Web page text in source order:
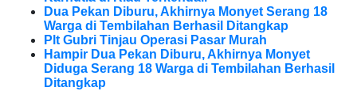
Dua Pekan Diburu, Akhirnya Monyet Serang 18
Warga di Tembilahan Berhasil Ditangkap
Plt Gubri Tinjau Operasi Pasar Murah
Hampir Dua Pekan Diburu, Akhirnya Monyet
Diduga Serang 18 Warga di Tembilahan Berhasil
Ditangkap